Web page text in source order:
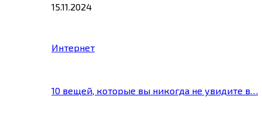
15.11.2024
Интернет
10 вещей, которые вы никогда не увидите в…